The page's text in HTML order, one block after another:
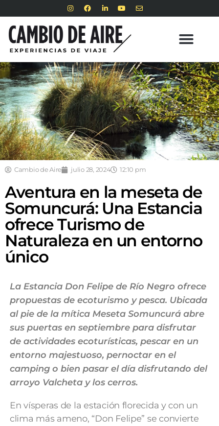
Cambio de Aire julio 28, 2024 12:10 pm
Aventura en la meseta de
Somuncurá: Una Estancia
ofrece Turismo de
Naturaleza en un entorno
único
La Estancia Don Felipe de Río Negro ofrece
propuestas de ecoturismo y pesca. Ubicada
al pie de la mítica Meseta Somuncurá abre
sus puertas en septiembre para disfrutar
de actividades ecoturísticas, pescar en un
entorno majestuoso, pernoctar en el
camping o bien pasar el día disfrutando del
arroyo Valcheta y los cerros.
En vísperas de la estación florecida y con un
clima más ameno, “Don Felipe” se convierte